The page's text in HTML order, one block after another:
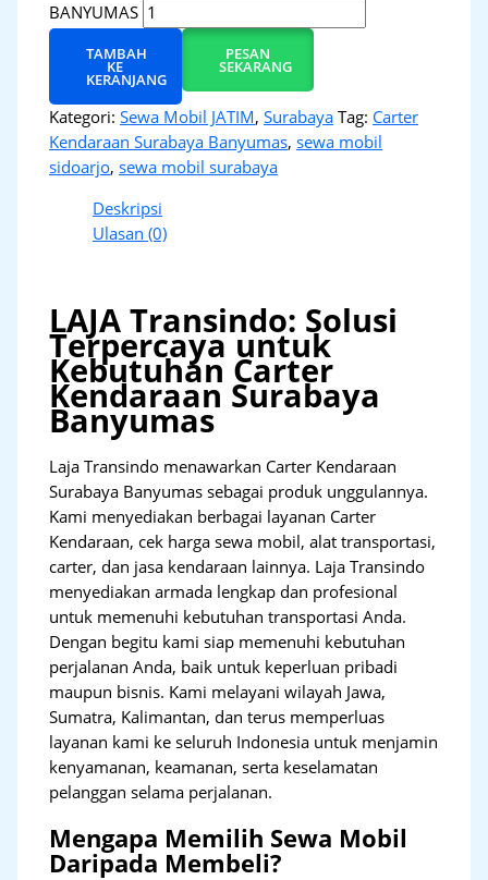
BANYUMAS
TAMBAH
KE
KERANJANG
PESAN
SEKARANG
Kategori:Sewa Mobil JATIM,Surabaya Tag: Carter
Kendaraan Surabaya Banyumas,sewa mobil
sidoarjo,sewa mobil surabaya
Deskripsi
Ulasan (0)
LAJA Transindo: Solusi
Terpercaya untuk
Kebutuhan Carter
Kendaraan Surabaya
Banyumas
Laja Transindo menawarkan Carter Kendaraan
Surabaya Banyumas sebagai produk unggulannya.
Kami menyediakan berbagai layanan Carter
Kendaraan, cek harga sewa mobil, alat transportasi,
carter, dan jasa kendaraan lainnya. Laja Transindo
menyediakan armada lengkap dan profesional
untuk memenuhi kebutuhan transportasi Anda.
Dengan begitu kami siap memenuhi kebutuhan
perjalanan Anda, baik untuk keperluan pribadi
maupun bisnis. Kami melayani wilayah Jawa,
Sumatra, Kalimantan, dan terus memperluas
layanan kami ke seluruh Indonesia untuk menjamin
kenyamanan, keamanan, serta keselamatan
pelanggan selama perjalanan.
Mengapa Memilih Sewa Mobil
Daripada Membeli?